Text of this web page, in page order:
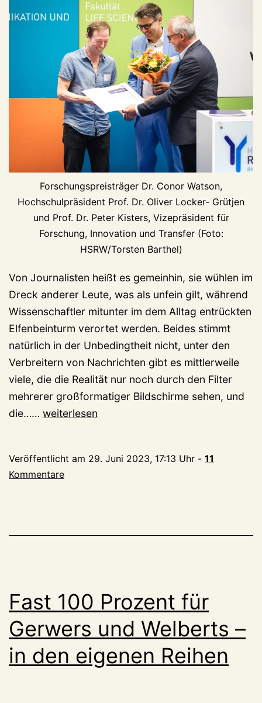
Forschungspreisträger Dr. Conor Watson,
Hochschulpräsident Prof. Dr. Oliver Locker- Grütjen
und Prof. Dr. Peter Kisters, Vizepräsident für
Forschung, Innovation und Transfer (Foto:
HSRW/Torsten Barthel)
Von Journalisten heißt es gemeinhin, sie wühlen im
Dreck anderer Leute, was als unfein gilt, während
Wissenschaftler mitunter im dem Alltag entrückten
Elfenbeinturm verortet werden. Beides stimmt
natürlich in der Unbedingtheit nicht, unter den
Verbreitern von Nachrichten gibt es mittlerweile
viele, die die Realität nur noch durch den Filter
mehrerer großformatiger Bildschirme sehen, und
die…… Hochschule
Preise
für
weiterlesen
Veröffentlicht am 29. Juni 2023, 17:13 Uhr - 11
Kommentare
Fast 100 Prozent für
Gerwers und Welberts –
in den eigenen Reihen